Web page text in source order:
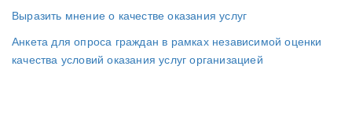
Выразить мнение о качестве оказания услуг
Анкета для опроса граждан в рамках независимой оценки
качества условий оказания услуг организацией